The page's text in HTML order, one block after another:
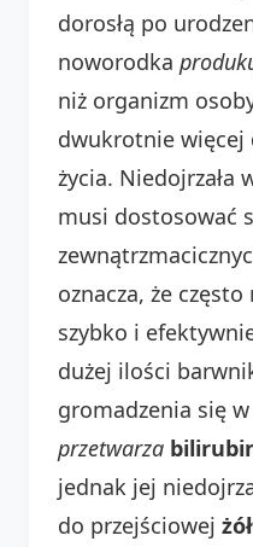
dorosłą po
noworodka
niż organizm
dwukrotnie więcej
życia. Niedojrzała
musi dostosować
oznacza, że
szybko i
dużej ilości
gromadzenia się
przetwarza
jednak jej
do przejściowej